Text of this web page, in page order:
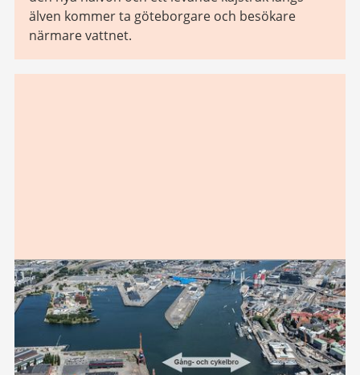
älven kommer ta göteborgare och besökare
närmare vattnet.